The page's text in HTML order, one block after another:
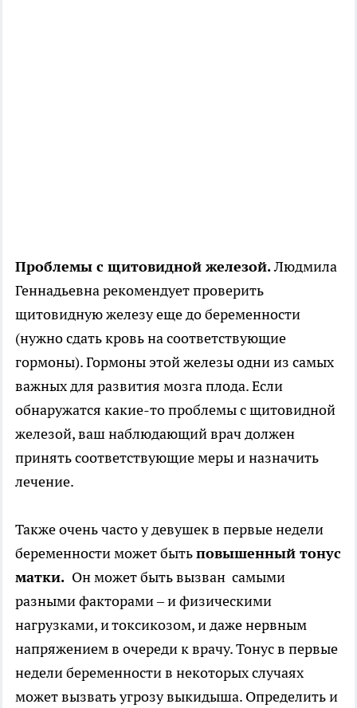
Проблемы с щитовидной железой.Людмила
Геннадьевна рекомендует проверить
щитовидную железу еще до беременности
(нужно сдать кровь на соответствующие
гормоны). Гормоны этой железы одни из самых
важных для развития мозга плода. Если
обнаружатся какие-то проблемы с щитовидной
железой, ваш наблюдающий врач должен
принять соответствующие меры и назначить
лечение.
Также очень часто у девушек в первые недели
беременности может бытьповышенный тонус
матки. Он может быть вызван самыми
разными факторами – и физическими
нагрузками, и токсикозом, и даже нервным
напряжением в очереди к врачу. Тонус в первые
недели беременности в некоторых случаях
может вызвать угрозу выкидыша. Определить и